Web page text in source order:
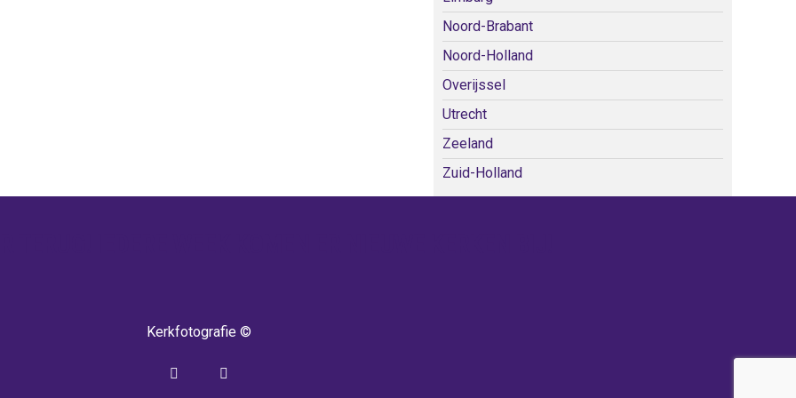
Noord-Brabant
Noord-Holland
Overijssel
Utrecht
Zeeland
Zuid-Holland
Kerkfotografie ©